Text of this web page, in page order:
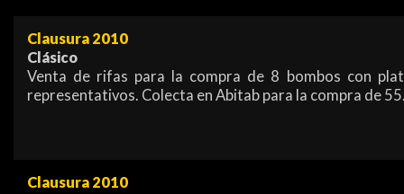
Clausura 2010
Clásico
Venta de rifas para la compra de 8 bombos con
representativos. Colecta en Abitab para la compra de
Clausura 2010